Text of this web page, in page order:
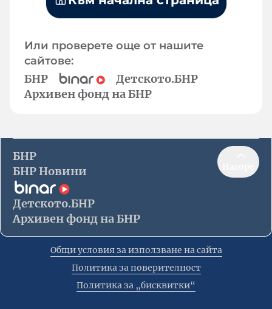
Или проверете още от нашите
сайтове:
БНР
Детското.БНР
Архивен фонд на БНР
БНР
БНР Новини
Детското.БНР
Архивен фонд на БНР
Общи условия за използване на сайта
Политика за поверителност
Политика за „бисквитки“